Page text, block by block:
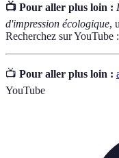
📺 Pour aller plus loin :
d'impression écologique,
Recherchez sur
📺 Pour aller plus loin :
YouTube